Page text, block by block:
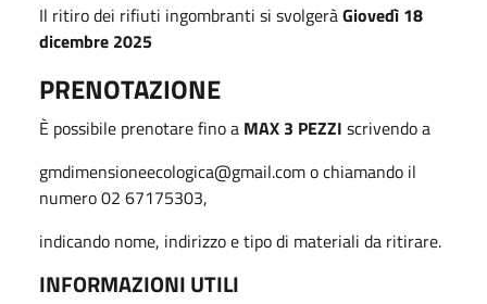
Il ritiro dei rifiuti ingombranti si svolgeràGiovedì 18
dicembre 2025
PRENOTAZIONE
È possibile prenotare fino a MAX 3 PEZZI scrivendo a
gmdimensioneecologica@gmail.com o chiamando il
numero 02 67175303,
indicando nome, indirizzo e tipo di materiali da ritirare.
INFORMAZIONI UTILI